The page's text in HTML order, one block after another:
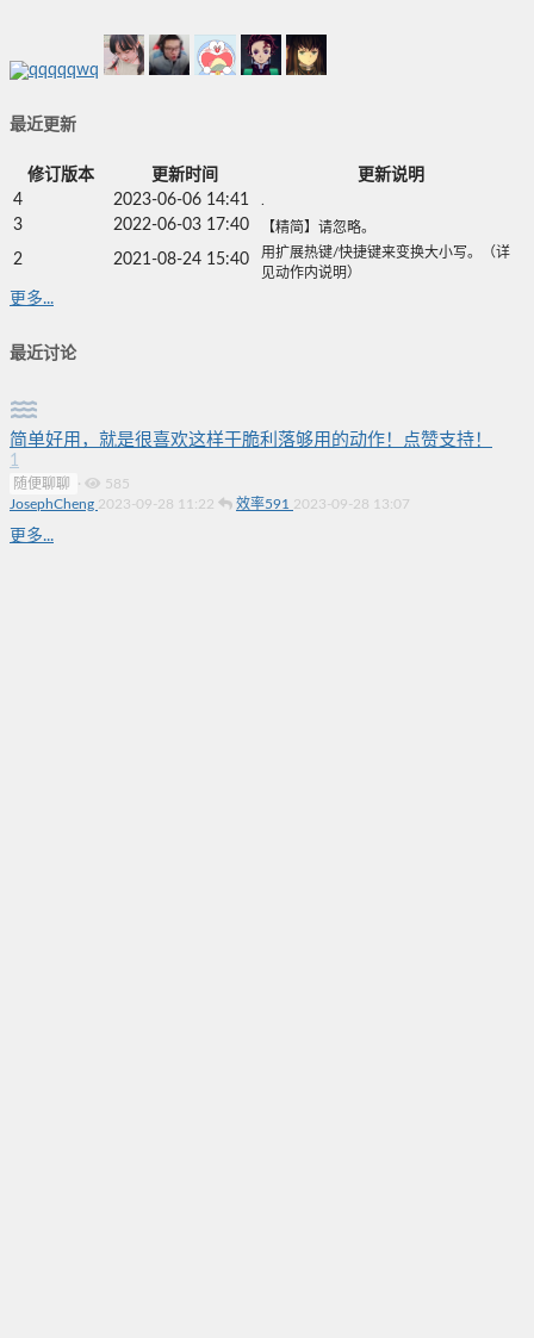
最近更新
修订版本 更新时间
更新说明
4
2023-06-06 14:41 .
3 2022-06-03 17:40 【精简】请忽略。
2 2021-08-24 15:40
用扩展热键/快捷键来变换大小写。（详
见动作内说明）
更多...
最近讨论
简单好用，就是很喜欢这样干脆利落够用的动作！点赞支持！
1
随便聊聊 ·
585
JosephCheng 2023-09-28 11:22 效率591 2023-09-28 13:07
更多...